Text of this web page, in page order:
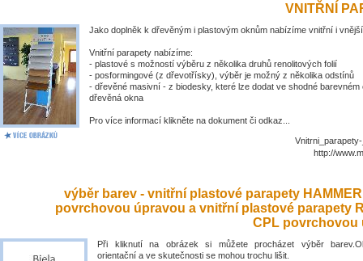
VNITŘNÍ
Jako doplněk k dřevěným i plastovým oknům nabízíme vnitřní i
Vnitřní parapety nabízíme:
- plastové s možností výběru z několika druhů renolitových folií
- posformingové (z dřevotřísky), výběr je možný z několika odstínů
- dřevěné masivní - z biodesky, které lze dodat ve shodné barevném
dřevěná okna
Pro více informací klikněte na dokument či odkaz...
http://
výběr barev - vnitřní plastové parapety
povrchovou úpravou a vnitřní plastové parapety
CPL povrchovou
Při kliknutí na obrázek si můžete procházet výběr
orientační a ve skutečnosti se mohou trochu lišit.